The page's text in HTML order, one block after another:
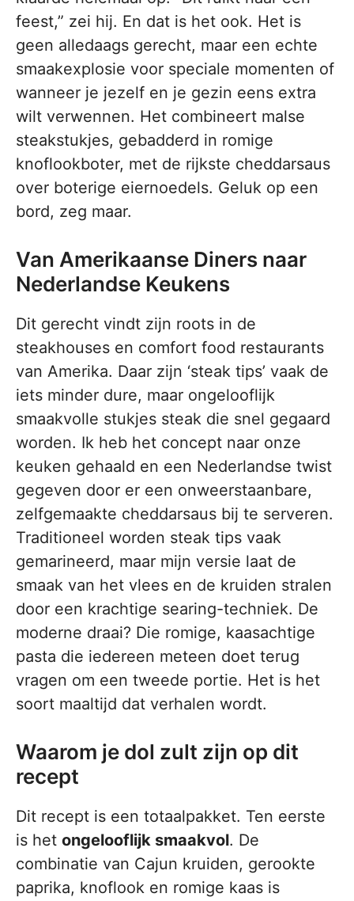
feest,” zei hij. En dat is het ook. Het is
geen alledaags gerecht, maar een echte
smaakexplosie voor speciale momenten of
wanneer je jezelf en je gezin eens extra
wilt verwennen. Het combineert malse
steakstukjes, gebadderd in romige
knoflookboter, met de rijkste cheddarsaus
over boterige eiernoedels. Geluk op een
bord, zeg maar.
Van Amerikaanse Diners naar
Nederlandse Keukens
Dit gerecht vindt zijn roots in de
steakhouses en comfort food restaurants
van Amerika. Daar zijn ‘steak tips’ vaak de
iets minder dure, maar ongelooflijk
smaakvolle stukjes steak die snel gegaard
worden. Ik heb het concept naar onze
keuken gehaald en een Nederlandse twist
gegeven door er een onweerstaanbare,
zelfgemaakte cheddarsaus bij te serveren.
Traditioneel worden steak tips vaak
gemarineerd, maar mijn versie laat de
smaak van het vlees en de kruiden stralen
door een krachtige searing-techniek. De
moderne draai? Die romige, kaasachtige
pasta die iedereen meteen doet terug
vragen om een tweede portie. Het is het
soort maaltijd dat verhalen wordt.
Waarom je dol zult zijn op dit
recept
Dit recept is een totaalpakket. Ten eerste
is het ongelooflijk smaakvol. De
combinatie van Cajun kruiden, gerookte
paprika, knoflook en romige kaas is